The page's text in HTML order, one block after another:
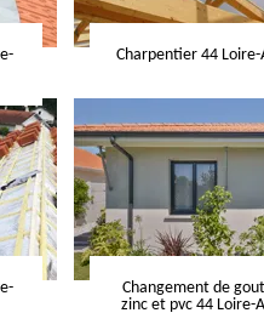
Charpentier 44
Changement de
zinc et pvc 44 Loire-